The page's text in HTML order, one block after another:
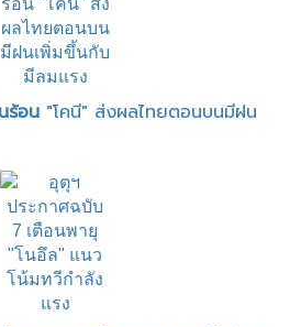
ร้อน "โคนี" ส่งผลไทยตอนบนมีฝน